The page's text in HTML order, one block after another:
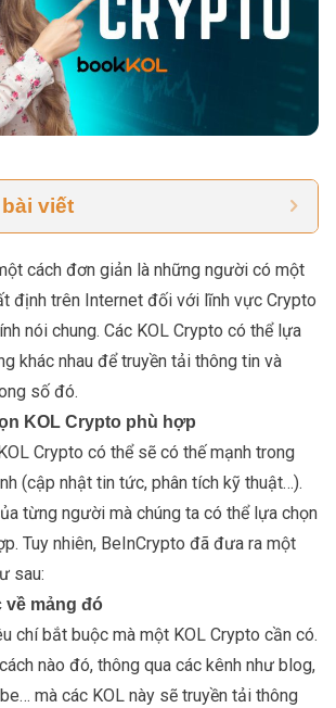
viết
cách đơn giản là những người có một
định trên Internet đối với lĩnh vực Crypto
nói chung. Các KOL Crypto có thể lựa
khác nhau để truyền tải thông tin và
số đó.
KOL Crypto phù hợp
Crypto có thể sẽ có thế mạnh trong
(cập nhật tin tức, phân tích kỹ thuật…).
từng người mà chúng ta có thể lựa chọn
Tuy nhiên, BeInCrypto đã đưa ra một
sau:
về mảng đó
chí bắt buộc mà một KOL Crypto cần có.
nào đó, thông qua các kênh như blog,
mà các KOL này sẽ truyền tải thông